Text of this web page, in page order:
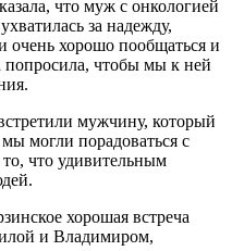
что муж с онкологией
за надежду,
очень хорошо пообщаться и
попросила, чтобы мы к ней
мужчину, который
могли порадоваться с
что удивительным
хорошая встреча
и Владимиром,